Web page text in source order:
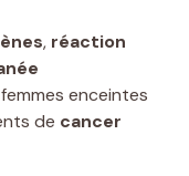
, réaction
enceintes
de cancer